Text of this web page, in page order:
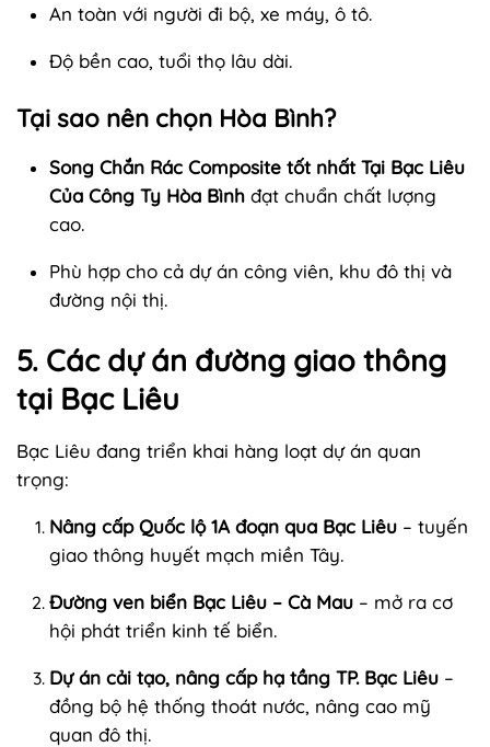
An toàn với người đi bộ, xe máy, ô tô.
Độ bền cao, tuổi thọ lâu dài.
Tại sao nên chọn Hòa Bình?
Song Chắn Rác Composite tốt nhất Tại Bạc Liêu
Của Công Ty Hòa Bình đạt chuẩn chất lượng
cao.
Phù hợp cho cả dự án công viên, khu đô thị và
đường nội thị.
5. Các dự án đường giao thông
tại Bạc Liêu
Bạc Liêu đang triển khai hàng loạt dự án quan
trọng:
Nâng cấp Quốc lộ 1A đoạn qua Bạc Liêu – tuyến
giao thông huyết mạch miền Tây.
Đường ven biển Bạc Liêu – Cà Mau – mở ra cơ
hội phát triển kinh tế biển.
Dự án cải tạo, nâng cấp hạ tầng TP. Bạc Liêu –
đồng bộ hệ thống thoát nước, nâng cao mỹ
quan đô thị.